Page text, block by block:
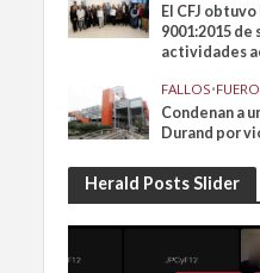
El CFJ
9001:2015
actividades
FALLOS•
Condenan a
Durand por
Herald Posts Slider